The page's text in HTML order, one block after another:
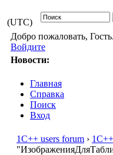
(UTC)
Добро пожаловать,
Войдите
Новости:
Главная
Справка
Поиск
Вход
1С++ users forum ›